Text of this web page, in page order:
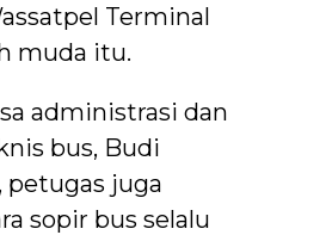
Terminal
muda itu.
administrasi dan
bus, Budi
petugas juga
sopir bus selalu